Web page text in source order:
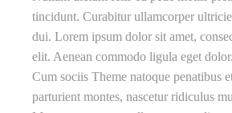
tincidunt. Curabitur ullamcorper
dui. Lorem ipsum dolor sit amet,
elit. Aenean commodo ligula eget
Cum sociis Theme natoque penatibus
parturient montes, nascetur ridiculus